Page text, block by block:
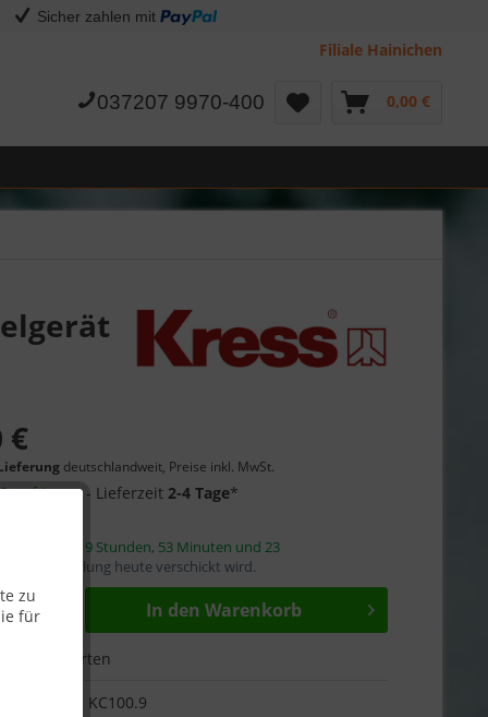
Sicher zahlen mit
Filiale Hainichen
037207 9970-400 0,00 €
zu
für
€
deutschlandweit, Preise inkl. MwSt.
auf Lager- Lieferzeit2-4 Tage*
9 Stunden, 53 Minuten und 22
die Bestellung heute verschickt wird.
In den Warenkorb
Bewerten
KC100.9